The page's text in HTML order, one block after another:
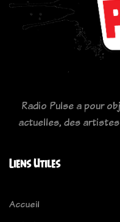
Radio Pulse a pour
actuelles, des
Liens Utiles
Accueil